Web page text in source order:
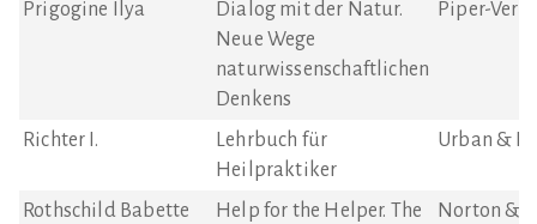
Prigogine Ilya
Dialog mit der Natur.
Neue Wege
naturwissenschaftlichen
Denkens
Piper-
Richter I.
Lehrbuch für
Heilpraktiker
Urban &
Rothschild Babette
Help for the Helper. The
Norton &